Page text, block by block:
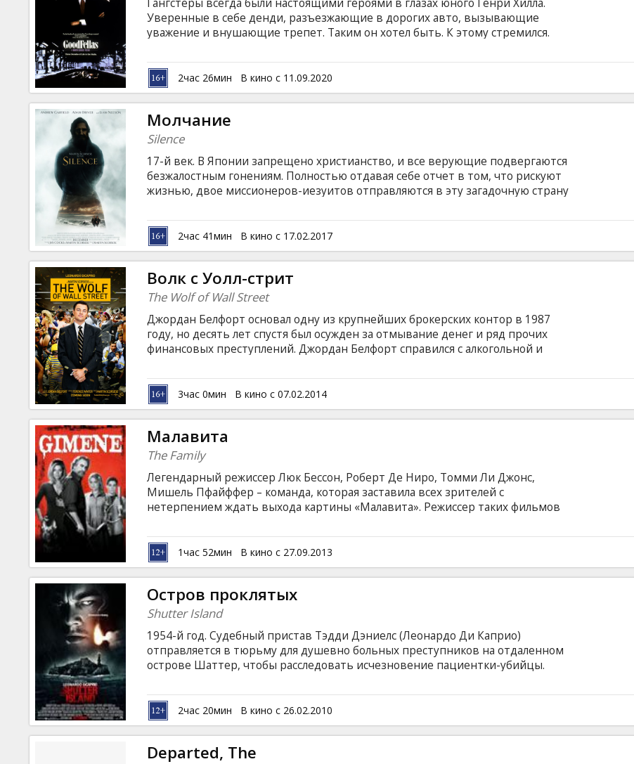
Уверенные в себе денди, разъезжающие в дорогих авто, вызывающие
уважение и внушающие трепет. Таким он хотел быть. К этому стремился.
мафиозных боссов, он начал своё восхождение с самых низов и с каждым
удачно выполненным поручением становился всё ближе к своей заветной
цели: влиться в Семью. Фильм на английском языке с субтитрами на
латышском и русском языках.
2час 26мин В кино с 11.09.2020
Молчание
Silence
17-й век. В Японии запрещено христианство, и все верующие подвергаются
безжалостным гонениям. Полностью отдавая себе отчет в том, что рискуют
жизнью, двое миссионеров-иезуитов отправляются в эту загадочную страну
пыток. В новой исторической драме легендарного голливудского режиссера
Мартина Скорцезе, идею которой он вынашивал 20 лет, заняты Эндрю
Гарфилд, Адам Драйвер и Лиам Ниссон. Фильм на английском языке с
субтитрами на латышском и русском языках.
2час 41мин В кино с 17.02.2017
Волк с Уолл-стрит
The Wolf of Wall Street
Джордан Белфорт основал одну из крупнейших брокерских контор в 1987
году, но десять лет спустя был осужден за отмывание денег и ряд прочих
финансовых преступлений. Джордан Белфорт справился с алкогольной и
стрит, написал две книги и теперь читает лекции о том, как достичь успеха.
Фильм на английском языке с субтитрами на латышском и русском языках.
3час 0мин В кино с 07.02.2014
Малавита
The Family
Легендарный режиссер Люк Бессон, Роберт Де Ниро, Томми Ли Джонс,
Мишель Пфайффер – команда, которая заставила всех зрителей с
нетерпением ждать выхода картины «Малавита». Режиссер таких фильмов
мафиозной семьи. Жестокий клан мафиози – семья Манзони,
воспользовавшись программой защиты свидетелей, переселяются во
Францию. Прибыв в страну, бывшие преступники пытаются начать новую
жизнь, однако отказаться от старых привычек не так-то просто.
1час 52мин В кино с 27.09.2013
Остров проклятых
Shutter Island
1954-й год. Судебный пристав Тэдди Дэниелс (Леонардо Ди Каприо)
отправляется в тюрьму для душевно больных преступников на отдаленном
острове Шаттер, чтобы расследовать исчезновение пациентки-убийцы.
улики, указывающие на то, что доктора тюрьмы лечат своих подопечных не
совсем законными методами... В это время буря отрезает остров от
цивилизации и Дэниелс вместе с напарником оказываются пленниками
загадочного острова.
2час 20мин В кино с 26.02.2010
Departed, The